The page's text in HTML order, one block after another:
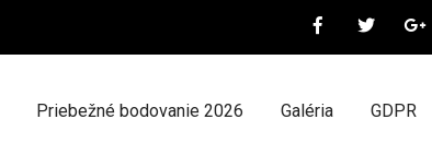
Priebežné bodovanie 2026 Galéria GDPR